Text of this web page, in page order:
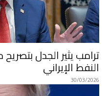
ترامب يثير الجدل
النفط الإيراني
30/03/2026